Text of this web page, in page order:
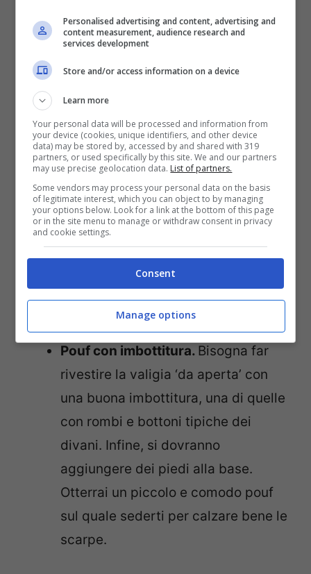
Comodino fai-da-te:
aggiungendo dei piedi alla tua
In pochi minuti avrai un pratico
comodino in perfetto stile vintage.
Cuccetta per cani o gatti. E’ un altro
spunto originale. Utilizza soltanto
una delle due metà del corpo
contenitore e rivestila con una
comoda imbottitura. Diventerà una
bella cuccetta per il tuo amico a
Pouf con imbottitura. Bisogna far
rivestire la valigia ‘da aperta’ con
una buona imbottitura, una di quelle
con rombi e bottoni tipiche dei
divani. Infine, si dovranno
aggiungere dei piedi alla base.
Otterrai un piccolo e comodo pouf
sul quale sederti per calzare bene le
scarpe.
Personalised advertising and content, advertising and
content measurement, audience research and
services development
Store and/or access information on a device
Learn more
Your personal data will be processed and information from
your device (cookies, unique identifiers, and other device
data) may be stored by, accessed by and shared with 319
partners, or used specifically by this site. We and our partners
may use precise geolocation data. List of partners.
Some vendors may process your personal data on the basis
of legitimate interest, which you can object to by managing
your options below. Look for a link at the bottom of this page
or in the site menu to manage or withdraw consent in privacy
and cookie settings.
Consent
Manage options